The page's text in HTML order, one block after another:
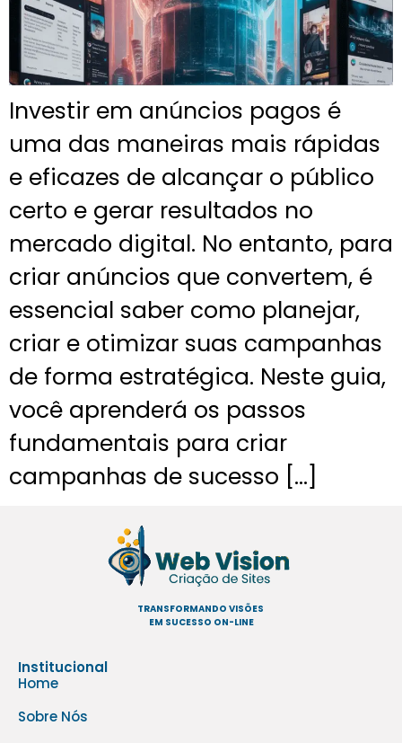
Investir em anúncios pagos é
uma das maneiras mais rápidas
e eficazes de alcançar o público
certo e gerar resultados no
mercado digital. No entanto, para
criar anúncios que convertem, é
essencial saber como planejar,
criar e otimizar suas campanhas
de forma estratégica. Neste guia,
você aprenderá os passos
fundamentais para criar
campanhas de sucesso […]
TRANSFORMANDO VISÕES
EM SUCESSO ON-LINE
Institucional
Home
Sobre Nós